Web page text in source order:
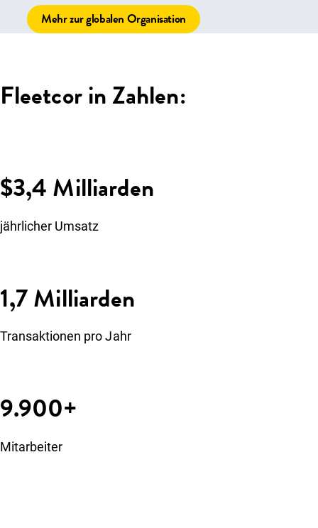
Mehr zur globalen Organisation
Fleetcor in Zahlen:
$3,4 Milliarden
jährlicher Umsatz
1,7 Milliarden
Transaktionen pro Jahr
9.900+
Mitarbeiter